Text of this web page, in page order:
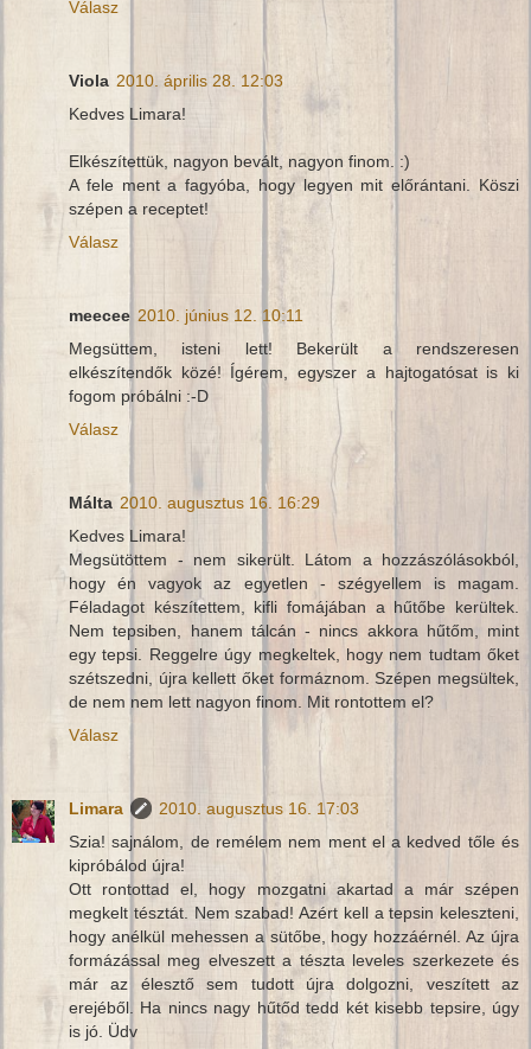
Válasz
Viola 2010. április 28. 12:03
Kedves Limara!
Elkészítettük, nagyon bevált, nagyon finom. :)
A fele ment a fagyóba, hogy legyen mit előrántani. Köszi
szépen a receptet!
Válasz
meecee 2010. június 12. 10:11
Megsüttem, isteni lett! Bekerült a rendszeresen
elkészítendők közé! Ígérem, egyszer a hajtogatósat is ki
fogom próbálni :-D
Válasz
Málta 2010. augusztus 16. 16:29
Kedves Limara!
Megsütöttem - nem sikerült. Látom a hozzászólásokból,
hogy én vagyok az egyetlen - szégyellem is magam.
Féladagot készítettem, kifli fomájában a hűtőbe kerültek.
Nem tepsiben, hanem tálcán - nincs akkora hűtőm, mint
egy tepsi. Reggelre úgy megkeltek, hogy nem tudtam őket
szétszedni, újra kellett őket formáznom. Szépen megsültek,
de nem nem lett nagyon finom. Mit rontottem el?
Válasz
Limara
2010. augusztus 16. 17:03
Szia! sajnálom, de remélem nem ment el a kedved tőle és
kipróbálod újra!
Ott rontottad el, hogy mozgatni akartad a már szépen
megkelt tésztát. Nem szabad! Azért kell a tepsin keleszteni,
hogy anélkül mehessen a sütőbe, hogy hozzáérnél. Az újra
formázással meg elveszett a tészta leveles szerkezete és
már az élesztő sem tudott újra dolgozni, veszített az
erejéből. Ha nincs nagy hűtőd tedd két kisebb tepsire, úgy
is jó. Üdv